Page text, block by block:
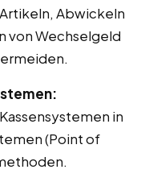
Abwickeln
von Wechselgeld
in
(Point of